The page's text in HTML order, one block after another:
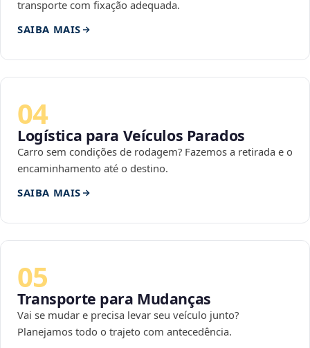
transporte com fixação adequada.
SAIBA MAIS
04
Logística para Veículos Parados
Carro sem condições de rodagem? Fazemos a retirada e o
encaminhamento até o destino.
SAIBA MAIS
05
Transporte para Mudanças
Vai se mudar e precisa levar seu veículo junto?
Planejamos todo o trajeto com antecedência.